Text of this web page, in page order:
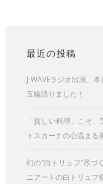
最近の投稿
J-WAVEラジオ出演、
五輪語りました！
「貧しい料理」こそ
トスカーナの心温まる
幻の”白トリュフ”尽づ
ニアートの白トリュフ